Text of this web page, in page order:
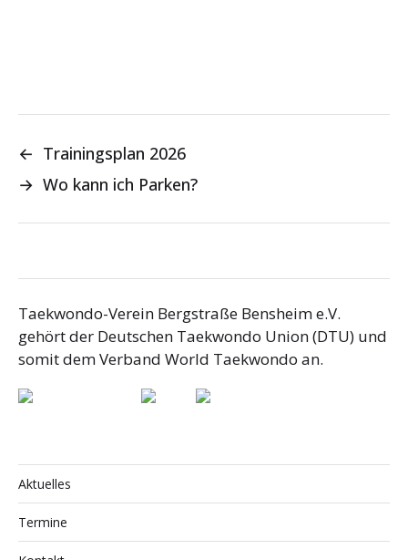
← Trainingsplan 2026
→ Wo kann ich Parken?
Taekwondo-Verein Bergstraße Bensheim e.V.
gehört der Deutschen Taekwondo Union (DTU) und
somit dem Verband World Taekwondo an.
Aktuelles
Termine